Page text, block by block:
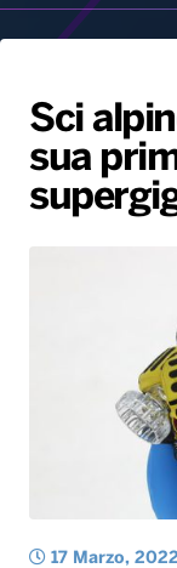
Notizie
Gallery
Radio
Voce al
Sci
sua
17 Marzo, 2022